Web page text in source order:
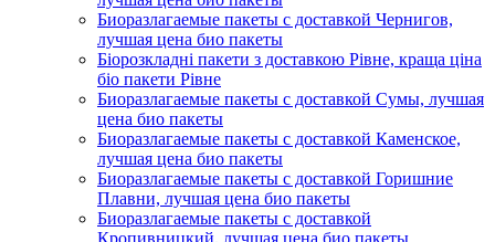
Биоразлагаемые пакеты с доставкой Чернигов,
лучшая цена био пакеты
Біорозкладні пакети з доставкою Рівне, краща ціна
біо пакети Рівне
Биоразлагаемые пакеты с доставкой Сумы, лучшая
цена био пакеты
Биоразлагаемые пакеты с доставкой Каменское,
лучшая цена био пакеты
Биоразлагаемые пакеты с доставкой Горишние
Плавни, лучшая цена био пакеты
Биоразлагаемые пакеты с доставкой
Кропивницкий, лучшая цена био пакеты